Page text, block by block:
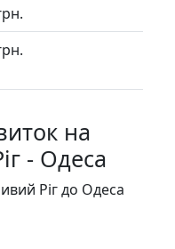
на
- Одеса
Ріг до Одеса